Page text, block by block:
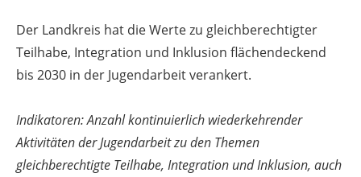
Der Landkreis hat die Werte zu gleichberechtigter
Teilhabe, Integration und Inklusion flächendeckend
bis 2030 in der Jugendarbeit verankert.
Indikatoren: Anzahl kontinuierlich wiederkehrender
Aktivitäten der Jugendarbeit zu den Themen
gleichberechtigte Teilhabe, Integration und Inklusion, auch